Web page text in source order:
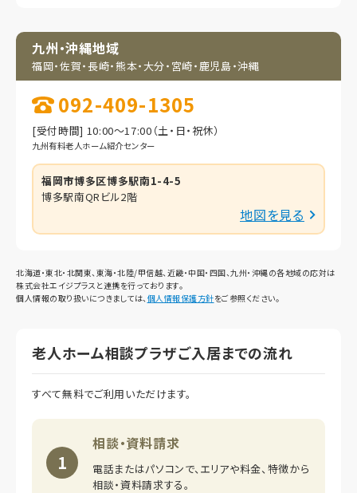
九州・沖縄地域
福岡・佐賀・長崎・熊本・大分・宮崎・鹿児島・沖縄
092-409-1305
[受付時間] 10:00～17:00（土・日・祝休）
九州有料老人ホーム紹介センター
福岡市博多区博多駅南1-4-5
博多駅南QRビル2階
地図を見る
北海道・東北・北関東、東海・北陸/甲信越、近畿・中国・四国、九州・沖縄の各地域の応対は
株式会社エイジプラスと連携を行っております。
個人情報の取り扱いにつきましては、 個人情報保護方針をご参照ください。
老人ホーム相談プラザご入居までの流れ
すべて無料でご利用いただけます。
1
相談・資料請求
電話またはパソコンで、エリアや料金、特徴から
相談・資料請求する。